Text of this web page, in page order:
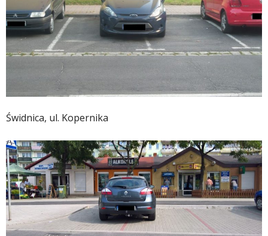
Świdnica, ul. Kopernika